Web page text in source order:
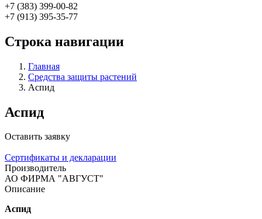
+7 (383) 399-00-82
+7 (913) 395-35-77
Строка навигации
Главная
Средства защиты растений
Аспид
Аспид
Оставить заявку
Сертификаты и декларации
Производитель
АО ФИРМА "АВГУСТ"
Описание
Аспид